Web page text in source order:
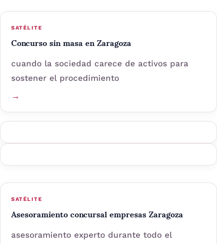
SATÉLITE
Concurso sin masa en Zaragoza
cuando la sociedad carece de activos para
sostener el procedimiento
→
SATÉLITE
Asesoramiento concursal empresas Zaragoza
asesoramiento experto durante todo el